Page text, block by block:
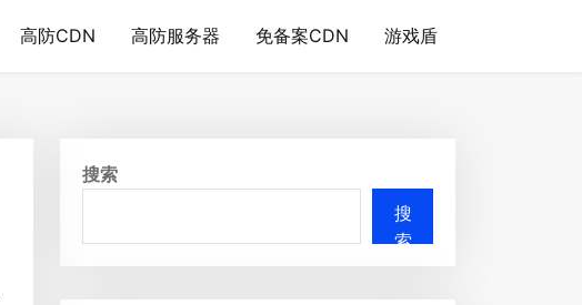
高防CDN 高防服务器 免备案CDN 游戏盾
搜索
搜
索